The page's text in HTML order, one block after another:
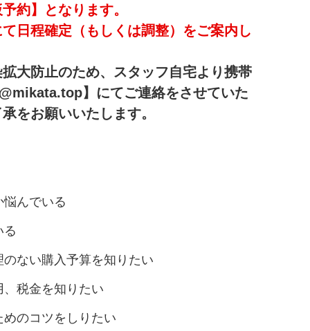
約】となります。
日程確定（もしくは調整）をご案内し
大防止のため、スタッフ自宅より携帯
】にてご連絡をさせていた
をお願いいたします。
んでいる
る
ない購入予算を知りたい
税金を知りたい
のコツをしりたい